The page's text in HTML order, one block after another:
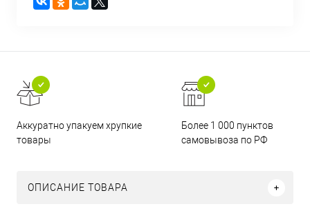
Аккуратно упакуем хрупкие
товары
Более 1 000 пунктов
самовывоза по РФ
ОПИСАНИЕ ТОВАРА